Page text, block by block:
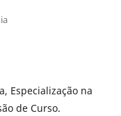
Especialização na
de Curso.